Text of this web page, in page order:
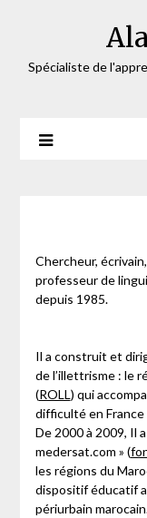
Spécialiste de
Chercheur,
professeur de
depuis 1985.
Il a construit et
de l’illettrisme : le
(ROLL) qui
difficulté en France
De 2000 à 2009, Il
medersat.com » (
les régions du
dispositif éducatif
périurbain